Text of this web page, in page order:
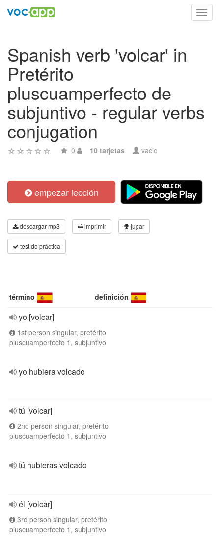
Spanish verb 'volcar' in
Pretérito
pluscuamperfecto de
subjuntivo - regular verbs
conjugation
0 10 tarjetas vacio
empezar lección
descargar mp3 imprimir jugar
test de práctica
término definición
yo [volcar]
1st person singular, pretérito
pluscuamperfecto 1, subjuntivo
yo hubiera volcado
tú [volcar]
2nd person singular, pretérito
pluscuamperfecto 1, subjuntivo
tú hubieras volcado
él [volcar]
3rd person singular, pretérito
pluscuamperfecto 1, subjuntivo